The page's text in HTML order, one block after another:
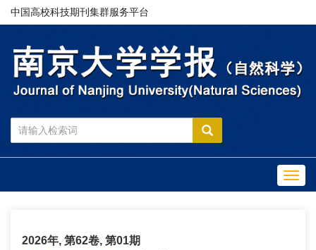
中国高校科技期刊集群服务平台
2026年, 第62卷, 第01期